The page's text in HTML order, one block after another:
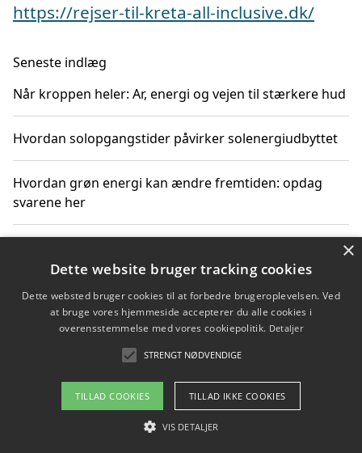
https://rejser-til-kreta-all-inclusive.dk/
Seneste indlæg
Når kroppen heler: Ar, energi og vejen til stærkere hud
Hvordan solopgangstider påvirker solenergiudbyttet
Hvordan grøn energi kan ændre fremtiden: opdag
svarene her
solenergiudnyttelse
Hvordan du får svar på energispørgsmål om
vedvarende energikilder
Copyright 2026 - Pilanto Aps
Om / kontakt
Blog Betingelser
×
Dette website bruger tracking cookies
Dette websted bruger cookies til at forbedre brugeroplevelsen. Ved
at bruge vores hjemmeside accepterer du alle cookies i
overensstemmelse med vores cookiepolitik. Detaljer
STRENGT NØDVENDIGE
TILLAD COOKIES TILLAD IKKE COOKIES
VIS DETALJER